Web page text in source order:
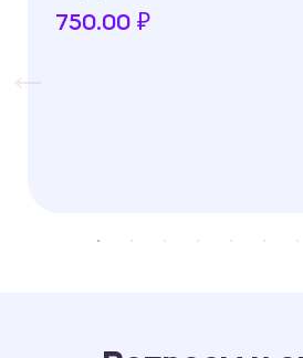
750.00 ₽